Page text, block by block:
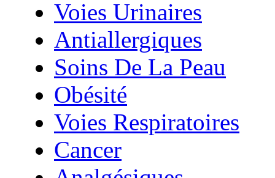
Voies Urinaires
Antiallergiques
Soins De La Peau
Obésité
Voies Respiratoires
Cancer